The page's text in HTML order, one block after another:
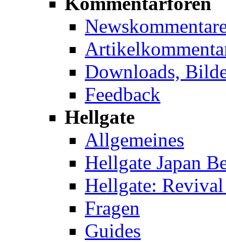
Downloads,
Feedback
Hellgate
Allgemeines
Hellgate Japan
Hellgate:
Fragen
Guides